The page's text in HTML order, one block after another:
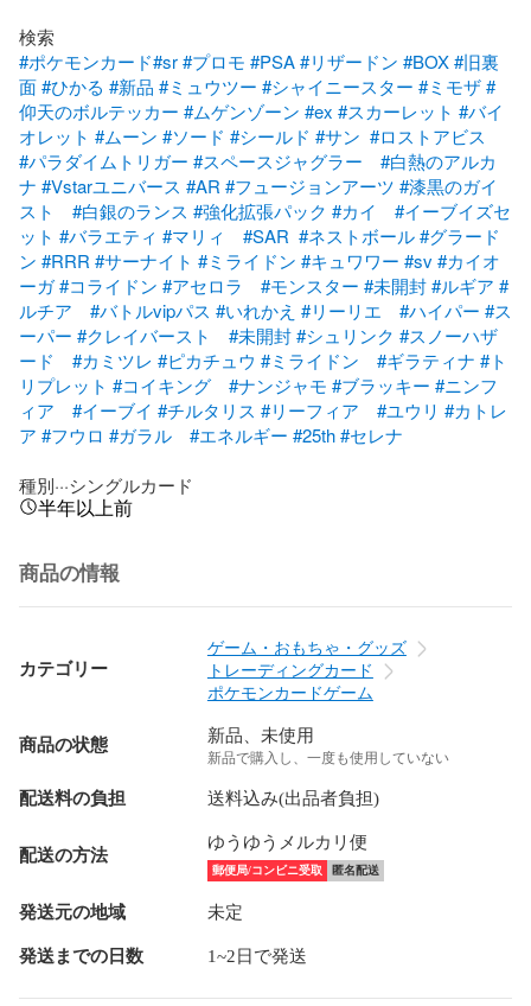
#ポケモンカード#sr#プロモ #PSA#リザードン #BOX#旧裏
面#ひかる #新品 #ミュウツー #シャイニースター #ミモザ#
仰天のボルテッカー #ムゲンゾーン #ex #スカーレット #バイ
オレット #ムーン #ソード #シールド #サン #ロストアビス
#パラダイムトリガー #スペースジャグラー
#白熱のアルカ
ナ #Vstarユニバース #AR #フュージョンアーツ #漆黒のガイ
スト
#白銀のランス #強化拡張パック #カイ
#イーブイズセ
ット #バラエティ #マリィ #SAR #ネストボール#グラード
ン #RRR #サーナイト #ミライドン #キュワワー #sv#カイオ
ーガ#コライドン #アセロラ #モンスター #未開封#ルギア #
ルチア
#バトルvipパス #いれかえ #リーリエ #ハイパー #ス
ーパー #クレイバースト #未開封#シュリンク #スノーハザ
ード
#カミツレ #ピカチュウ #ミライドン #ギラティナ #ト
リプレット #コイキング #ナンジャモ #ブラッキー #ニンフ
ィア
#イーブイ #チルタリス #リーフィア #ユウリ #カトレ
ア #フウロ #ガラル #エネルギー #25th#セレナ
種別···シングルカード
半年以上前
商品の情報
カテゴリー
ゲーム・おもちゃ・グッズ
トレーディングカード
ポケモンカードゲーム
商品の状態 新品、未使用
新品で購入し、一度も使用していない
配送料の負担 送料込み(出品者負担)
配送の方法
ゆうゆうメルカリ便
郵便局/コンビニ受取 匿名配送
発送元の地域 未定
発送までの日数 1~2日で発送